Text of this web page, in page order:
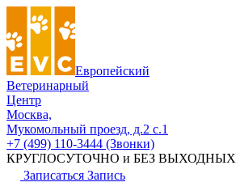
Европейский
Ветеринарный
Центр
Москва,
Мукомольный проезд, д.2 с.1
+7 (499) 110-3444 (Звонки)
КРУГЛОСУТОЧНО и БЕЗ ВЫХОДНЫХ
Записаться Запись